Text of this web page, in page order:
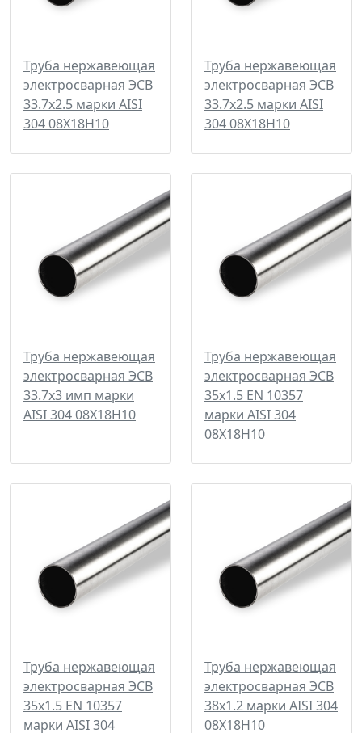
Труба нержавеющая
электросварная ЭСВ
33.7х2.5 марки AISI
304 08Х18Н10
Труба нержавеющая
электросварная ЭСВ
33.7х2.5 марки AISI
304 08Х18Н10
Труба нержавеющая
электросварная ЭСВ
33.7х3 имп марки
AISI 304 08Х18Н10
Труба нержавеющая
электросварная ЭСВ
35х1.5 EN 10357
марки AISI 304
08Х18Н10
Труба нержавеющая
электросварная ЭСВ
35х1.5 EN 10357
марки AISI 304
Труба нержавеющая
электросварная ЭСВ
38х1.2 марки AISI 304
08Х18Н10